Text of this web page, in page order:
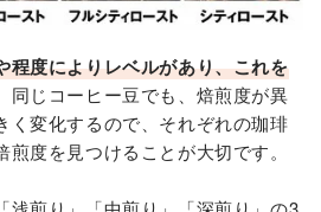
程度によりレベルがあり、これを
同じコーヒー豆でも、焙煎度が異
く変化するので、それぞれの珈琲
度を見つけることが大切です。